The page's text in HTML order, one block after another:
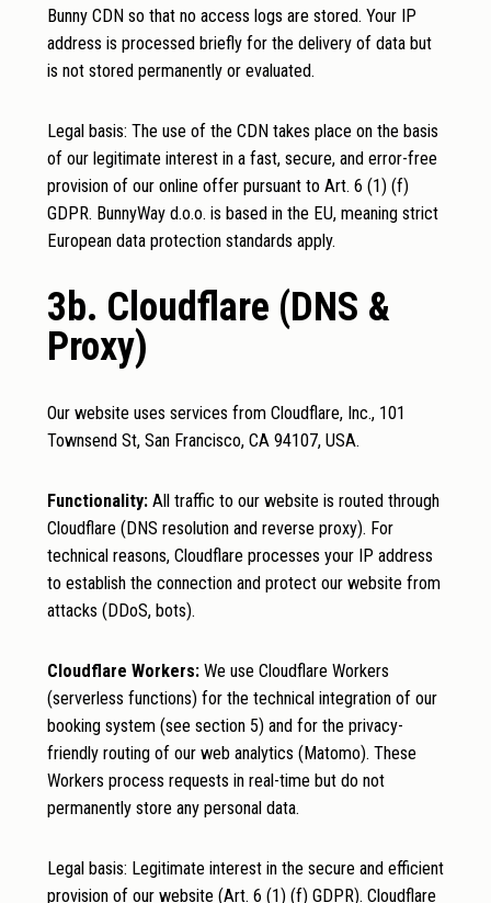
Bunny CDN so that no access logs are stored. Your IP
address is processed briefly for the delivery of data but
is not stored permanently or evaluated.
Legal basis: The use of the CDN takes place on the basis
of our legitimate interest in a fast, secure, and error-free
provision of our online offer pursuant to Art. 6 (1) (f)
GDPR. BunnyWay d.o.o. is based in the EU, meaning strict
European data protection standards apply.
3b. Cloudflare (DNS &
Proxy)
Our website uses services from Cloudflare, Inc., 101
Townsend St, San Francisco, CA 94107, USA.
Functionality:All traffic to our website is routed through
Cloudflare (DNS resolution and reverse proxy). For
technical reasons, Cloudflare processes your IP address
to establish the connection and protect our website from
attacks (DDoS, bots).
Cloudflare Workers:We use Cloudflare Workers
(serverless functions) for the technical integration of our
booking system (see section 5) and for the privacy-
friendly routing of our web analytics (Matomo). These
Workers process requests in real-time but do not
permanently store any personal data.
Legal basis: Legitimate interest in the secure and efficient
provision of our website (Art. 6 (1) (f) GDPR). Cloudflare